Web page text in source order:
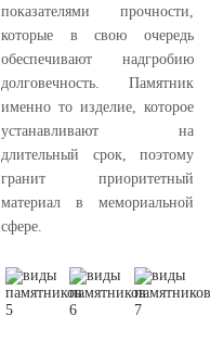
показателями прочности,
которые в свою очередь
обеспечивают надгробию
долговечность. Памятник
именно то изделие, которое
устанавливают на
длительный срок, поэтому
гранит приоритетный
материал в мемориальной
сфере.